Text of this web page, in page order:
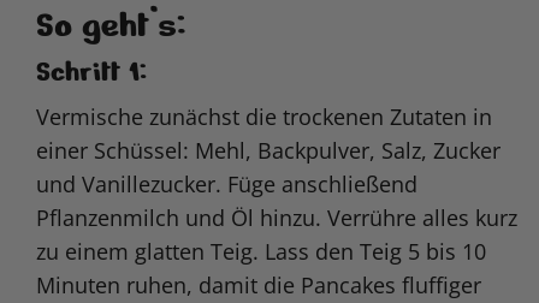
So geht’s:
Schritt 1:
Vermische zunächst die trockenen Zutaten in
einer Schüssel: Mehl, Backpulver, Salz, Zucker
und Vanillezucker. Füge anschließend
Pflanzenmilch und Öl hinzu. Verrühre alles kurz
zu einem glatten Teig. Lass den Teig 5 bis 10
Minuten ruhen, damit die Pancakes fluffiger